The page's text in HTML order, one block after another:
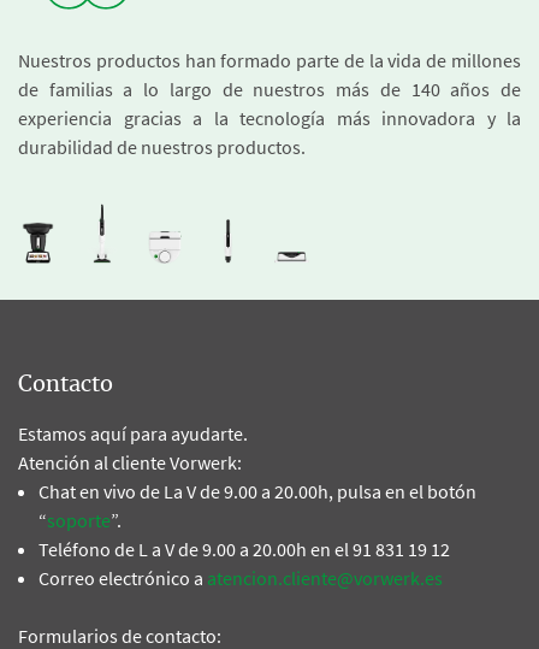
Nuestros productos han formado parte de la vida de millones
de familias a lo largo de nuestros más de 140 años de
experiencia gracias a la tecnología más innovadora y la
durabilidad de nuestros productos.
Contacto
Estamos aquí para ayudarte.
Atención al cliente Vorwerk:
Chat en vivo de La V de 9.00 a 20.00h, pulsa en el botón
“soporte”.
Teléfono de L a V de 9.00 a 20.00h en el 91 831 19 12
Correo electrónico a atencion.cliente@vorwerk.es
Formularios de contacto: